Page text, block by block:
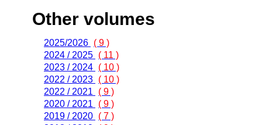
Other volumes
2025/2026 ( 9 )
2024 / 2025 ( 11 )
2023 / 2024 ( 10 )
2022 / 2023 ( 10 )
2022 / 2021
( 9 )
2020 / 2021
( 9 )
2019 / 2020 ( 7 )